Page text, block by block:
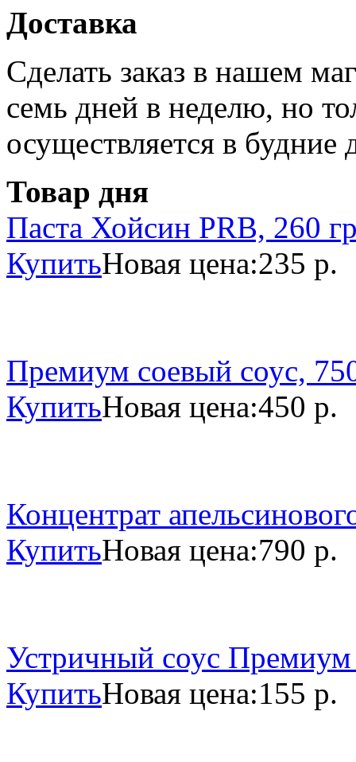
Доставка
Сделать заказ в нашем
семь дней в неделю, но
осуществляется в будние
Товар дня
Паста Хойсин PRB, 260
КупитьНовая цена:235 р.
Премиум соевый соус,
КупитьНовая цена:450 р.
Концентрат
КупитьНовая цена:790 р.
Устричный соус
КупитьНовая цена:155 р.